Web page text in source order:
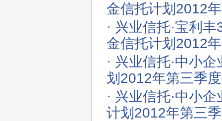
金信托计划2012
· 兴业信托·宝利
金信托计划2012
· 兴业信托·中小
划2012年第三季
· 兴业信托·中小
计划2012年第三